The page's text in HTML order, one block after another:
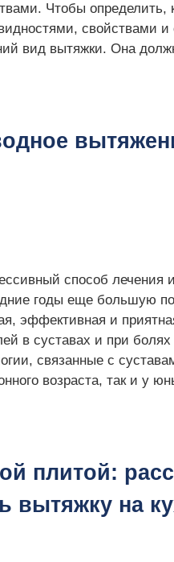
Чтобы определить,
свойствами
вид вытяжки. Она
способ лечения
годы еще большую
эффективная и
в суставах и при
связанные с
возраста, так и у
плитой:
вытяжку на